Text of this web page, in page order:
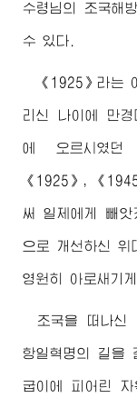
수령님 의 조국해
수 있다.
《1925》라는
리신 나이에 만
에 오르시였던
《1925》, 《
써 일제에게 빼
으로 개선하신위
영원히 아로새기
조국을 떠나신
항일혁명의 길을
굽이에 피어린